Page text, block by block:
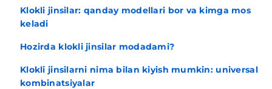
Klokli jinsilar: qanday modellari bor va kimga mos
keladi
Hozirda klokli jinsilar modadami?
Klokli jinsilarni nima bilan kiyish mumkin: universal
kombinatsiyalar